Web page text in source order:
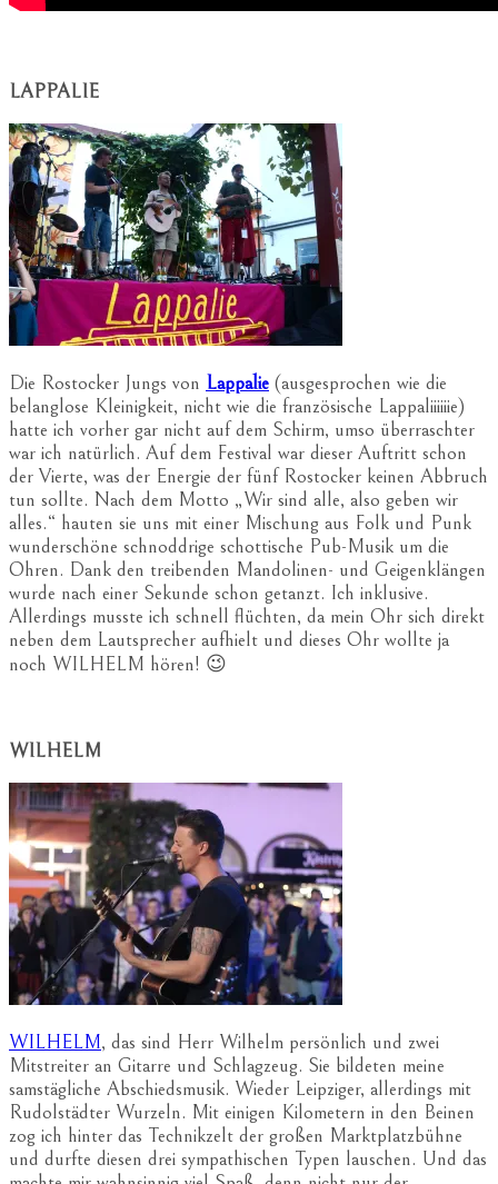
LAPPALIE
Die Rostocker Jungs von Lappalie (ausgesprochen wie die
belanglose Kleinigkeit, nicht wie die französische Lappaliiiiiie)
hatte ich vorher gar nicht auf dem Schirm, umso überraschter
war ich natürlich. Auf dem Festival war dieser Auftritt schon
der Vierte, was der Energie der fünf Rostocker keinen Abbruch
tun sollte. Nach dem Motto „Wir sind alle, also geben wir
alles.“ hauten sie uns mit einer Mischung aus Folk und Punk
wunderschöne schnoddrige schottische Pub-Musik um die
Ohren. Dank den treibenden Mandolinen- und Geigenklängen
wurde nach einer Sekunde schon getanzt. Ich inklusive.
Allerdings musste ich schnell flüchten, da mein Ohr sich direkt
neben dem Lautsprecher aufhielt und dieses Ohr wollte ja
noch WILHELM hören! 😉
WILHELM
WILHELM, das sind Herr Wilhelm persönlich und zwei
Mitstreiter an Gitarre und Schlagzeug. Sie bildeten meine
samstägliche Abschiedsmusik. Wieder Leipziger, allerdings mit
Rudolstädter Wurzeln. Mit einigen Kilometern in den Beinen
zog ich hinter das Technikzelt der großen Marktplatzbühne
und durfte diesen drei sympathischen Typen lauschen. Und das